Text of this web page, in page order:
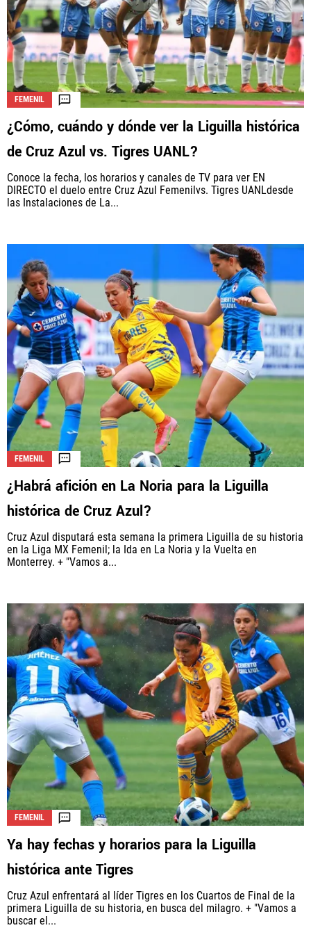
FEMENIL
¿Cómo, cuándo y dónde ver la Liguilla histórica
de Cruz Azul vs. Tigres UANL?
Conoce la fecha, los horarios y canales de TV para ver EN
DIRECTO el duelo entre Cruz Azul Femenilvs. Tigres UANLdesde
las Instalaciones de La...
FEMENIL
¿Habrá afición en La Noria para la Liguilla
histórica de Cruz Azul?
Cruz Azul disputará esta semana la primera Liguilla de su historia
en la Liga MX Femenil; la Ida en La Noria y la Vuelta en
Monterrey. + "Vamos a...
FEMENIL
Ya hay fechas y horarios para la Liguilla
histórica ante Tigres
Cruz Azul enfrentará al líder Tigres en los Cuartos de Final de la
primera Liguilla de su historia, en busca del milagro. + "Vamos a
buscar el...